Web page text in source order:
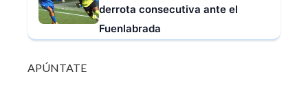
derrota consecutiva ante el
Fuenlabrada
APÚNTATE